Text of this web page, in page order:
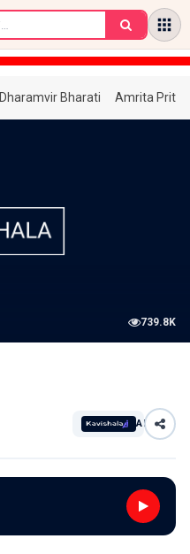
Dharamvir Bharati Amrita
739.8K
AI